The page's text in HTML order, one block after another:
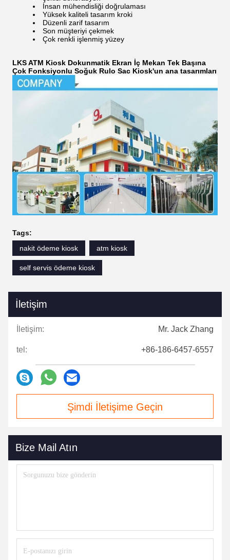
İnsan mühendisliği doğrulaması
Yüksek kaliteli tasarım kroki
Düzenli zarif tasarım
Son müşteriyi çekmek
Çok renkli işlenmiş yüzey
LKS ATM Kiosk Dokunmatik Ekran İç Mekan Tek Başına
Çok Fonksiyonlu Soğuk Rulo Sac Kiosk'un ana tasarımları
Tags:
nakit ödeme kiosk
atm kiosk
self servis ödeme kiosk
İletişim
İletişim: Mr. Jack Zhang
tel: +86-186-6457-6557
Şimdi İletişime Geçin
Bize Mail Atın